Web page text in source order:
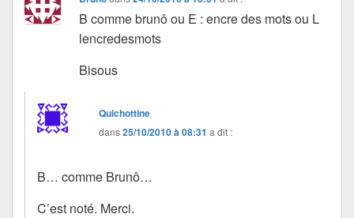
B comme brunô ou E : encre des mots ou L
lencredesmots
Bisous
Quichottine
dans25/10/2010 à 08:31 a dit :
B… comme Brunô…
C’est noté. Merci.